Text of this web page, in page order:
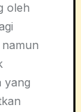
oleh
yang